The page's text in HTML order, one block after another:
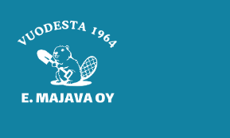
sisältöön